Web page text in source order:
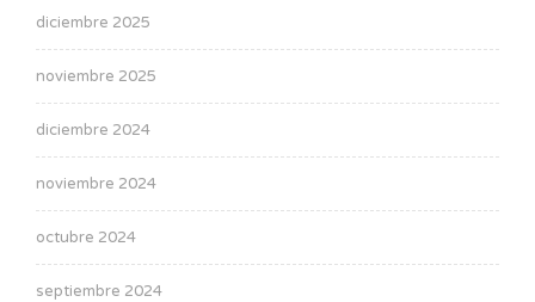
diciembre 2025
noviembre 2025
diciembre 2024
noviembre 2024
octubre 2024
septiembre 2024